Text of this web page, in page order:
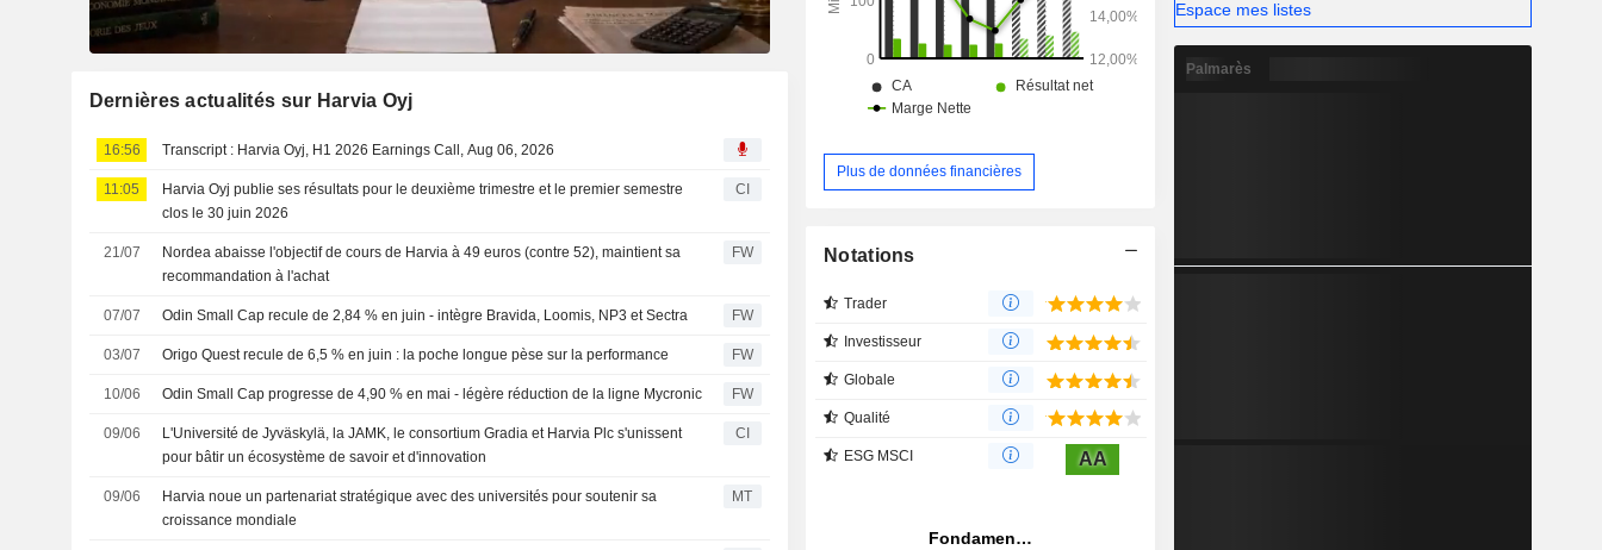
Dernières actualités sur Harvia Oyj
16:56 Transcript : Harvia Oyj, H1 2026 Earnings Call, Aug 06, 2026
11:05
Harvia Oyj publie ses résultats pour le deuxième trimestre et le premier semestre
clos le 30 juin 2026
CI
21/07
Nordea abaisse l'objectif de cours de Harvia à 49 euros (contre 52), maintient sa
recommandation à l'achat
FW
07/07 Odin Small Cap recule de 2,84 % en juin - intègre Bravida, Loomis, NP3 et Sectra FW
03/07 Origo Quest recule de 6,5 % en juin : la poche longue pèse sur la performance FW
10/06 Odin Small Cap progresse de 4,90 % en mai - légère réduction de la ligne Mycronic FW
09/06
L'Université de Jyväskylä, la JAMK, le consortium Gradia et Harvia Plc s'unissent
pour bâtir un écosystème de savoir et d'innovation
CI
09/06
Harvia noue un partenariat stratégique avec des universités pour soutenir sa
croissance mondiale
MT
Plus de données financières
Notations
Trader
Investisseur
Globale
Qualité
ESG MSCI AA
Espace mes listes
Palmarès